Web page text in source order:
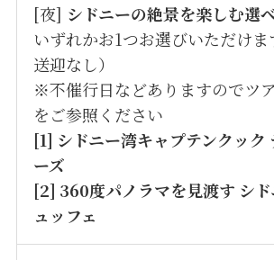
[夜] シドニーの絶景を楽しむ選
いずれかお1つお選びいただけま
送迎なし）
※不催行日などありますのでツ
をご参照ください
[1] シドニー湾キャプテンクック
ーズ
[2] 360度パノラマを見渡す シ
ュッフェ